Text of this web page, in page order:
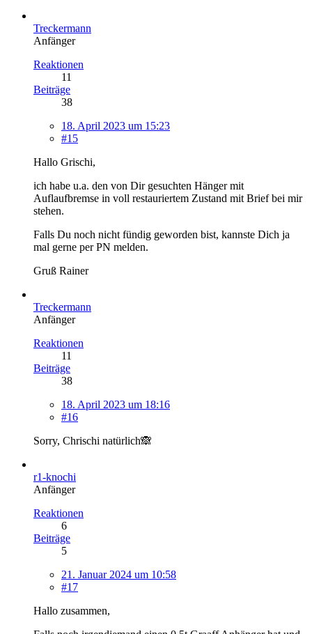
Treckermann
Anfänger
Reaktionen
11
Beiträge
38
18. April 2023 um 15:23
#15
Hallo Grischi,
ich habe u.a. den von Dir gesuchten Hänger mit
Auflaufbremse in voll restauriertem Zustand mit Brief bei mir
stehen.
Falls Du noch nicht fündig geworden bist, kannste Dich ja
mal gerne per PN melden.
Gruß Rainer
Treckermann
Anfänger
Reaktionen
11
Beiträge
38
18. April 2023 um 18:16
#16
Sorry, Chrischi natürlich🙈
r1-knochi
Anfänger
Reaktionen
6
Beiträge
5
21. Januar 2024 um 10:58
#17
Hallo zusammen,